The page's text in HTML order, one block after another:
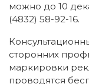
можно до 10
(4832) 58-92-16.
сторонних
маркировки
проводятся